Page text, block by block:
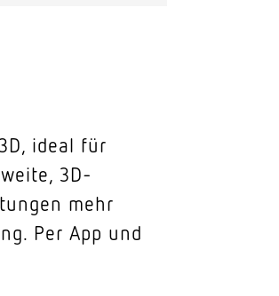
ideal für
3D-
mehr
Per App und